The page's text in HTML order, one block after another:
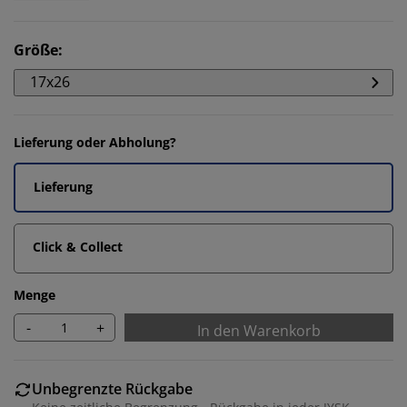
Größe:
17x26
Lieferung oder Abholung?
Lieferung
Click & Collect
Menge
- + In den Warenkorb
Unbegrenzte Rückgabe